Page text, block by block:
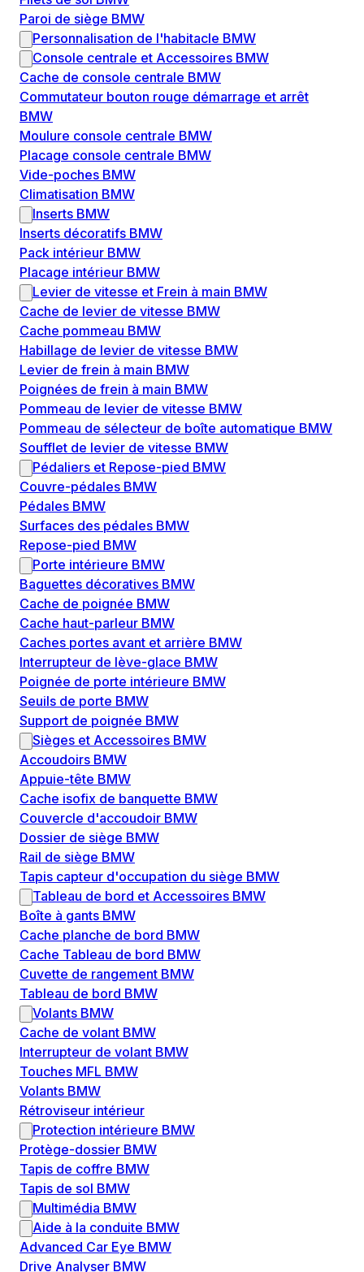
Paroi de siège BMW
Personnalisation de l'habitacle BMW
Console centrale et Accessoires BMW
Cache de console centrale BMW
Commutateur bouton rouge démarrage et arrêt
BMW
Moulure console centrale BMW
Placage console centrale BMW
Vide-poches BMW
Climatisation BMW
Inserts BMW
Inserts décoratifs BMW
Pack intérieur BMW
Placage intérieur BMW
Levier de vitesse et Frein à main BMW
Cache de levier de vitesse BMW
Cache pommeau BMW
Habillage de levier de vitesse BMW
Levier de frein à main BMW
Poignées de frein à main BMW
Pommeau de levier de vitesse BMW
Pommeau de sélecteur de boîte automatique BMW
Soufflet de levier de vitesse BMW
Pédaliers et Repose-pied BMW
Couvre-pédales BMW
Pédales BMW
Surfaces des pédales BMW
Repose-pied BMW
Porte intérieure BMW
Baguettes décoratives BMW
Cache de poignée BMW
Cache haut-parleur BMW
Caches portes avant et arrière BMW
Interrupteur de lève-glace BMW
Poignée de porte intérieure BMW
Seuils de porte BMW
Support de poignée BMW
Sièges et Accessoires BMW
Accoudoirs BMW
Appuie-tête BMW
Cache isofix de banquette BMW
Couvercle d'accoudoir BMW
Dossier de siège BMW
Rail de siège BMW
Tapis capteur d'occupation du siège BMW
Tableau de bord et Accessoires BMW
Boîte à gants BMW
Cache planche de bord BMW
Cache Tableau de bord BMW
Cuvette de rangement BMW
Tableau de bord BMW
Volants BMW
Cache de volant BMW
Interrupteur de volant BMW
Touches MFL BMW
Volants BMW
Rétroviseur intérieur
Protection intérieure BMW
Protège-dossier BMW
Tapis de coffre BMW
Tapis de sol BMW
Multimédia BMW
Aide à la conduite BMW
Advanced Car Eye BMW
Drive Analyser BMW